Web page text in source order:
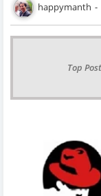
happymanth
Top